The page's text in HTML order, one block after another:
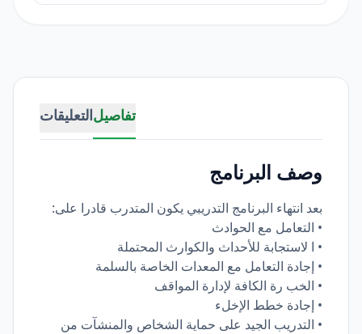
تفاصيلالتعليقات
وصف البرنامج
بعد انتهاء البرنامج التدريبي يكون المتدرب قادرا على:
• التعامل مع الحوادث
• ا لاستجابة للأحداث والكوارث المحتملة
• إجادة التعامل مع المعدات الخاصة بالسلمة
• الخب رة الكافة لإدارة المواقف
• إجادة خطط الإخلء
• التدريب الجيد على حماية الشخاص والمنشآت من